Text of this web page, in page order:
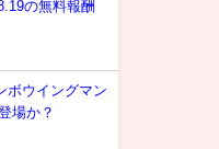
の無料報酬
ボウイングマン
場か？